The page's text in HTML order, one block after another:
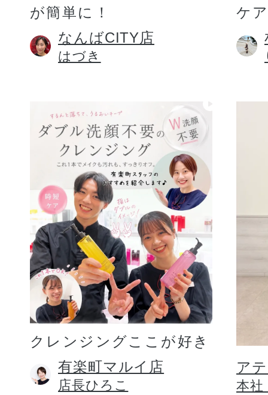
よくあるご質問
が簡単に！
なんばCITY店
はづき
ケ
クレンジングここが好き
有楽町マルイ店
店長ひろこ
ア
本